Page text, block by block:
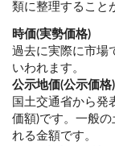
類に整理すること
時価(実勢価格)
過去に実際に市場
いわれます。
公示地価(公示価格)
国土交通省から発
価額)です。一般
れる金額です。